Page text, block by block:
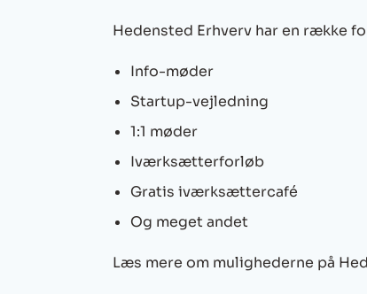
Hedensted Erhverv har en række
Info-møder
Startup-vejledning
1:1 møder
Iværksætterforløb
Gratis iværksættercafé
Og meget andet
Læs mere om mulighederne på